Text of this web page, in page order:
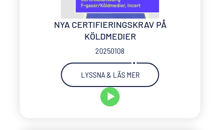
NYA CERTIFIERINGSKRAV PÅ
KÖLDMEDIER
20250108
LYSSNA & LÄS MER